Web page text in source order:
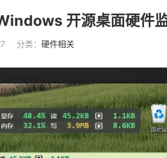
开源桌面硬件监
分类： 硬件相关